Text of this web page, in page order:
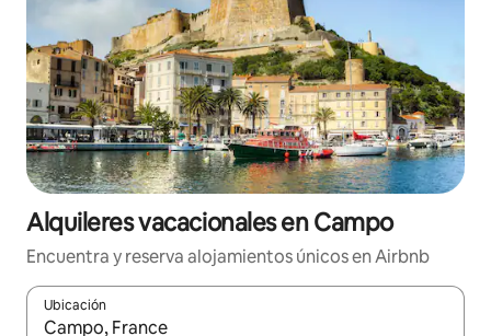
Alquileres vacacionales en Campo
Encuentra y reserva alojamientos únicos en Airbnb
Ubicación
Cuando los resultados estén disponibles, navega con las